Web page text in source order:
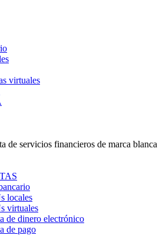
virtuales
de servicios financieros de marca blanca
locales
virtuales
de dinero electrónico
de pago